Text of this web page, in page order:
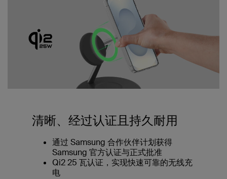
清晰、经过认证且持久耐用
通过 Samsung 合作伙伴计划获得
Samsung 官方认证与正式批准
Qi2 25 瓦认证，实现快速可靠的无线充
电